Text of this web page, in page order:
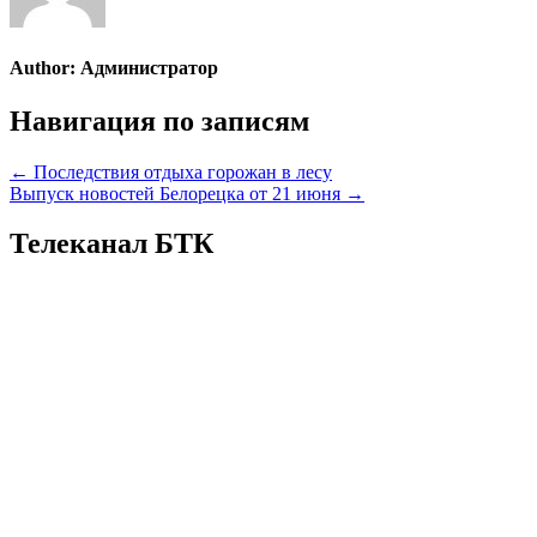
Author: Администратор
Навигация по записям
← Последствия отдыха горожан в лесу
Выпуск новостей Белорецка от 21 июня →
Телеканал БТК